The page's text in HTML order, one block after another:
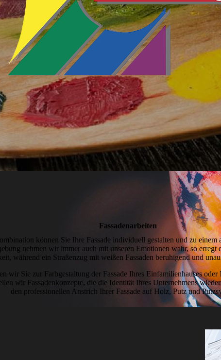
Fassaden­arbeiten
können Sie Ihre Fassade individuell gestalten und zu einem
nehmen wir immer auch mit unseren Emotionen wahr, so
während ein Straßenzug mit weißen Fassaden beruhigend und
wir Sie zur Farbgestaltung der Fassade Ihres Einfamilien­hauses
wir Fassaden­konzepte, die die Identität Ihres Unternehmens
den professionellen Anstrich Ihrer Fassade auf Holz, Putz und